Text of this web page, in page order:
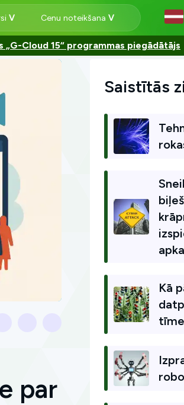
Cenu noteikšana
Cloud 15“ programmas piegādātājs
par
Saistītās
Kā